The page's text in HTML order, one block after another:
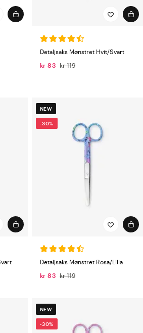
Detaljsaks Mønstret Hvit/Svart
kr 83 kr 119
NEW
-30%
Detaljsaks Mønstret Rosa/Lilla
kr 83 kr 119
NEW
-30%